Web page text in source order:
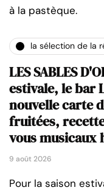
à la pastèque.
la sélection de la
LES SABLES
estivale, le bar
nouvelle carte
fruitées,
vous musicaux
9 août 2026
Pour la saison